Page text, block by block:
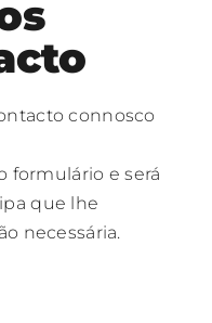
connosco
formulário e será
que lhe
necessária.